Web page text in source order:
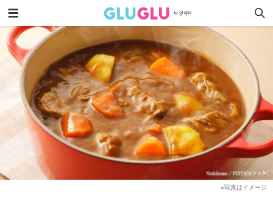
※写真はイメージ